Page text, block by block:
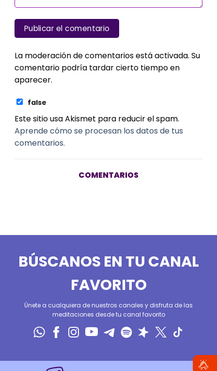
La moderación de comentarios está activada. Su
comentario podría tardar cierto tiempo en
aparecer.
false
Este sitio usa Akismet para reducir el spam.
Aprende cómo se procesan los datos de tus
comentarios.
COMENTARIOS
BÚSCANOS EN TU CANAL
FAVORITO
Únete a cualquiera de nuestros canales y disfruta de las
meditaciones desde tu canal favorito